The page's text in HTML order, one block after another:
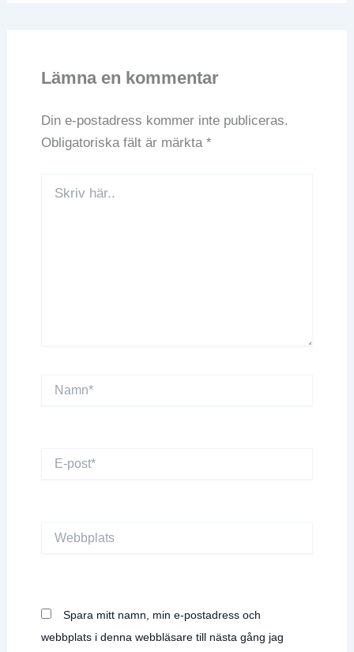
Lämna en kommentar
Din e-postadress kommer inte publiceras.
Obligatoriska fält är märkta *
här..
post*
Webbplats
Spara mitt namn, min e-postadress och
webbplats i denna webbläsare till nästa gång jag